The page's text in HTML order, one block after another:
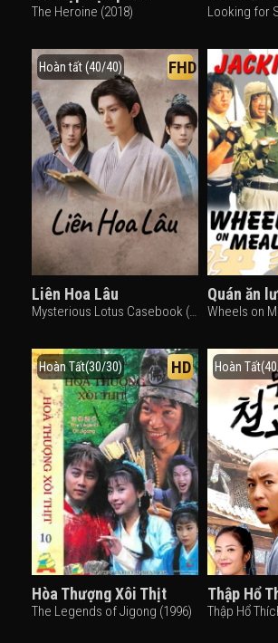
The Heroine (2018) Looking for
Hoàn tất (40/40) FHD
Liên Hoa Lâu
Mysterious Lotus Casebook (2023)
Quán ăn
Wheels on
Hoàn Tất(30/30) HD
Hòa Thượng Xôi Thịt
The Legends of Jigong (1996)
Hoàn
Thập Hổ
Thập Hổ